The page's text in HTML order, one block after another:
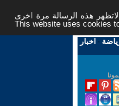
هذه الرسالة مرة اخرى -
This website uses cookies
- اخبار